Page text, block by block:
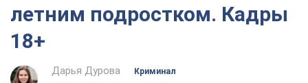
летним подростком. Кадры
18+
Дарья Дурова
Криминал